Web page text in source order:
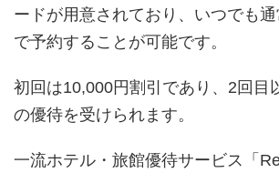
ードが用意されており、いつでも
で予約することが可能です。
初回は10,000円割引であり、2回目
の優待を受けられます。
一流ホテル・旅館優待サービス「